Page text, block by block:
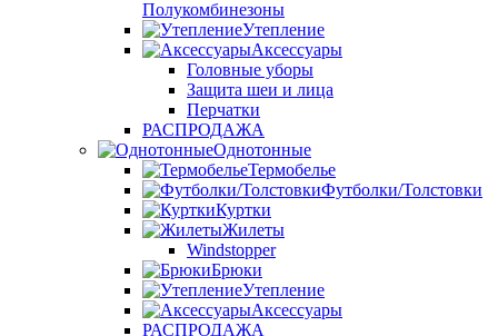
Полукомбинезоны
Утепление
Аксессуары
Головные уборы
Защита шеи и лица
Перчатки
РАСПРОДАЖА
Однотонные
Термобелье
Футболки/Толстовки
Куртки
Жилеты
Windstopper
Брюки
Утепление
Аксессуары
РАСПРОДАЖА